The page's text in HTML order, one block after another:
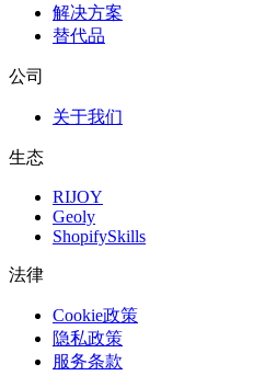
解决方案
替代品
公司
关于我们
生态
RIJOY
Geoly
ShopifySkills
法律
Cookie政策
隐私政策
服务条款